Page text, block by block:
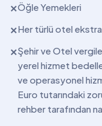
✕Öğle Yemekleri
✕Her türlü otel
✕Şehir ve Otel
yerel hizmet
ve operasyonel
Euro tutarındaki
rehber tarafından